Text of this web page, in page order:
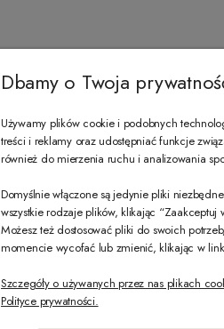
Dbamy o Twoja
Używamy plików cookie i podobnych
treści i reklamy oraz udostępniać funkcje
również do mierzenia ruchu i analizowania
Domyślnie włączone są jedynie pliki
wszystkie rodzaje plików, klikając
Możesz też dostosować pliki do swoich
momencie wycofać lub zmienić, klikając w
Szczegóły o używanych przez nas plikach
Polityce prywatności.